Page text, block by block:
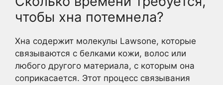
чтобы хна потемнела?
Хна содержит молекулы Lawsone, которые
связываются с белками кожи, волос или
любого другого материала, с которым она
соприкасается. Этот процесс связывания